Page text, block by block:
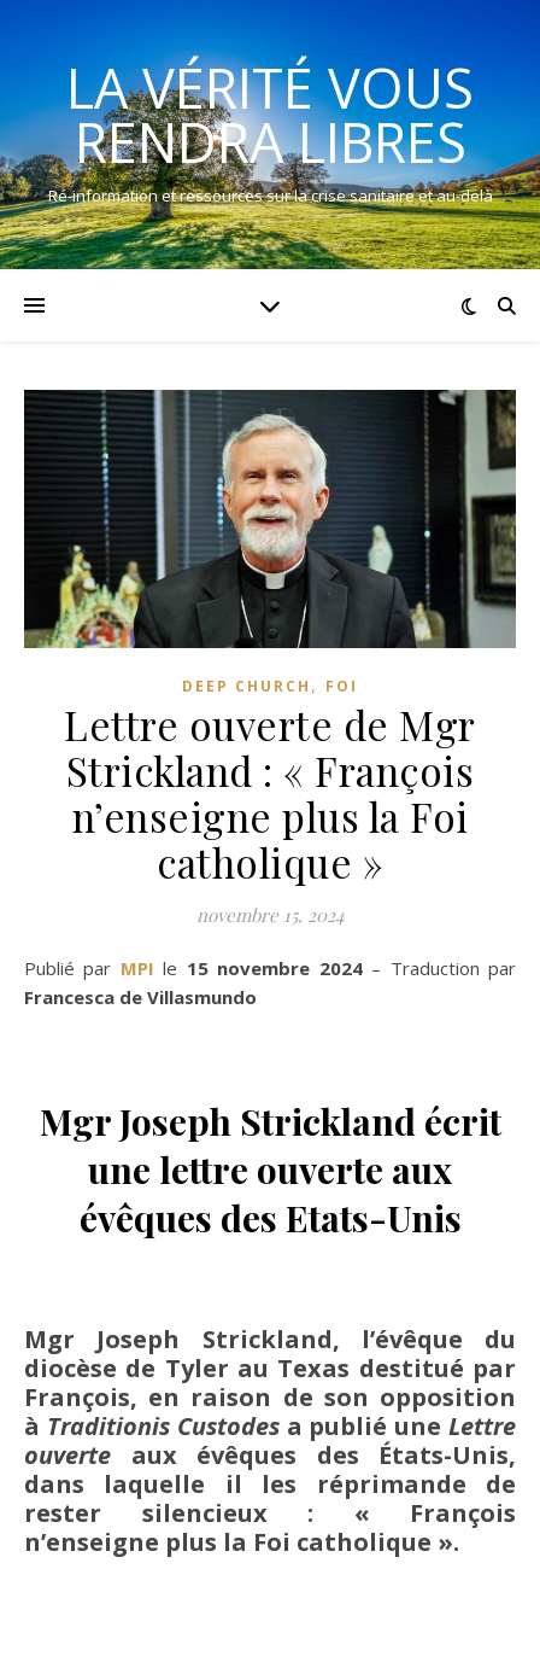
LA VÉRITÉ VOUS
RENDRA LIBRES
Ré-information et ressources sur la crise sanitaire et au-delà
DEEP CHURCH , FOI
Lettre ouverte de Mgr
Strickland : « François
n’enseigne plus la Foi
catholique »
novembre 15, 2024
Publié par MPI le 15 novembre 2024– Traduction par
Francesca de Villasmundo
Mgr Joseph Strickland écrit
une lettre ouverte aux
évêques des Etats-Unis
Mgr Joseph Strickland, l’évêque du
diocèse de Tyler au Texas destitué par
François, en raison de son opposition
à Traditionis Custodesa publié uneLettre
ouverte aux évêques des États-Unis,
dans laquelle il les réprimande de
rester silencieux : « François
n’enseigne plus la Foi catholique ».